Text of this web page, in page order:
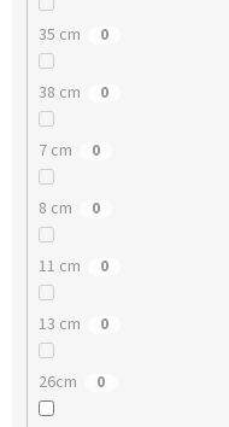
35 cm 0
38 cm 0
7 cm 0
8 cm 0
11 cm 0
13 cm 0
26cm 0